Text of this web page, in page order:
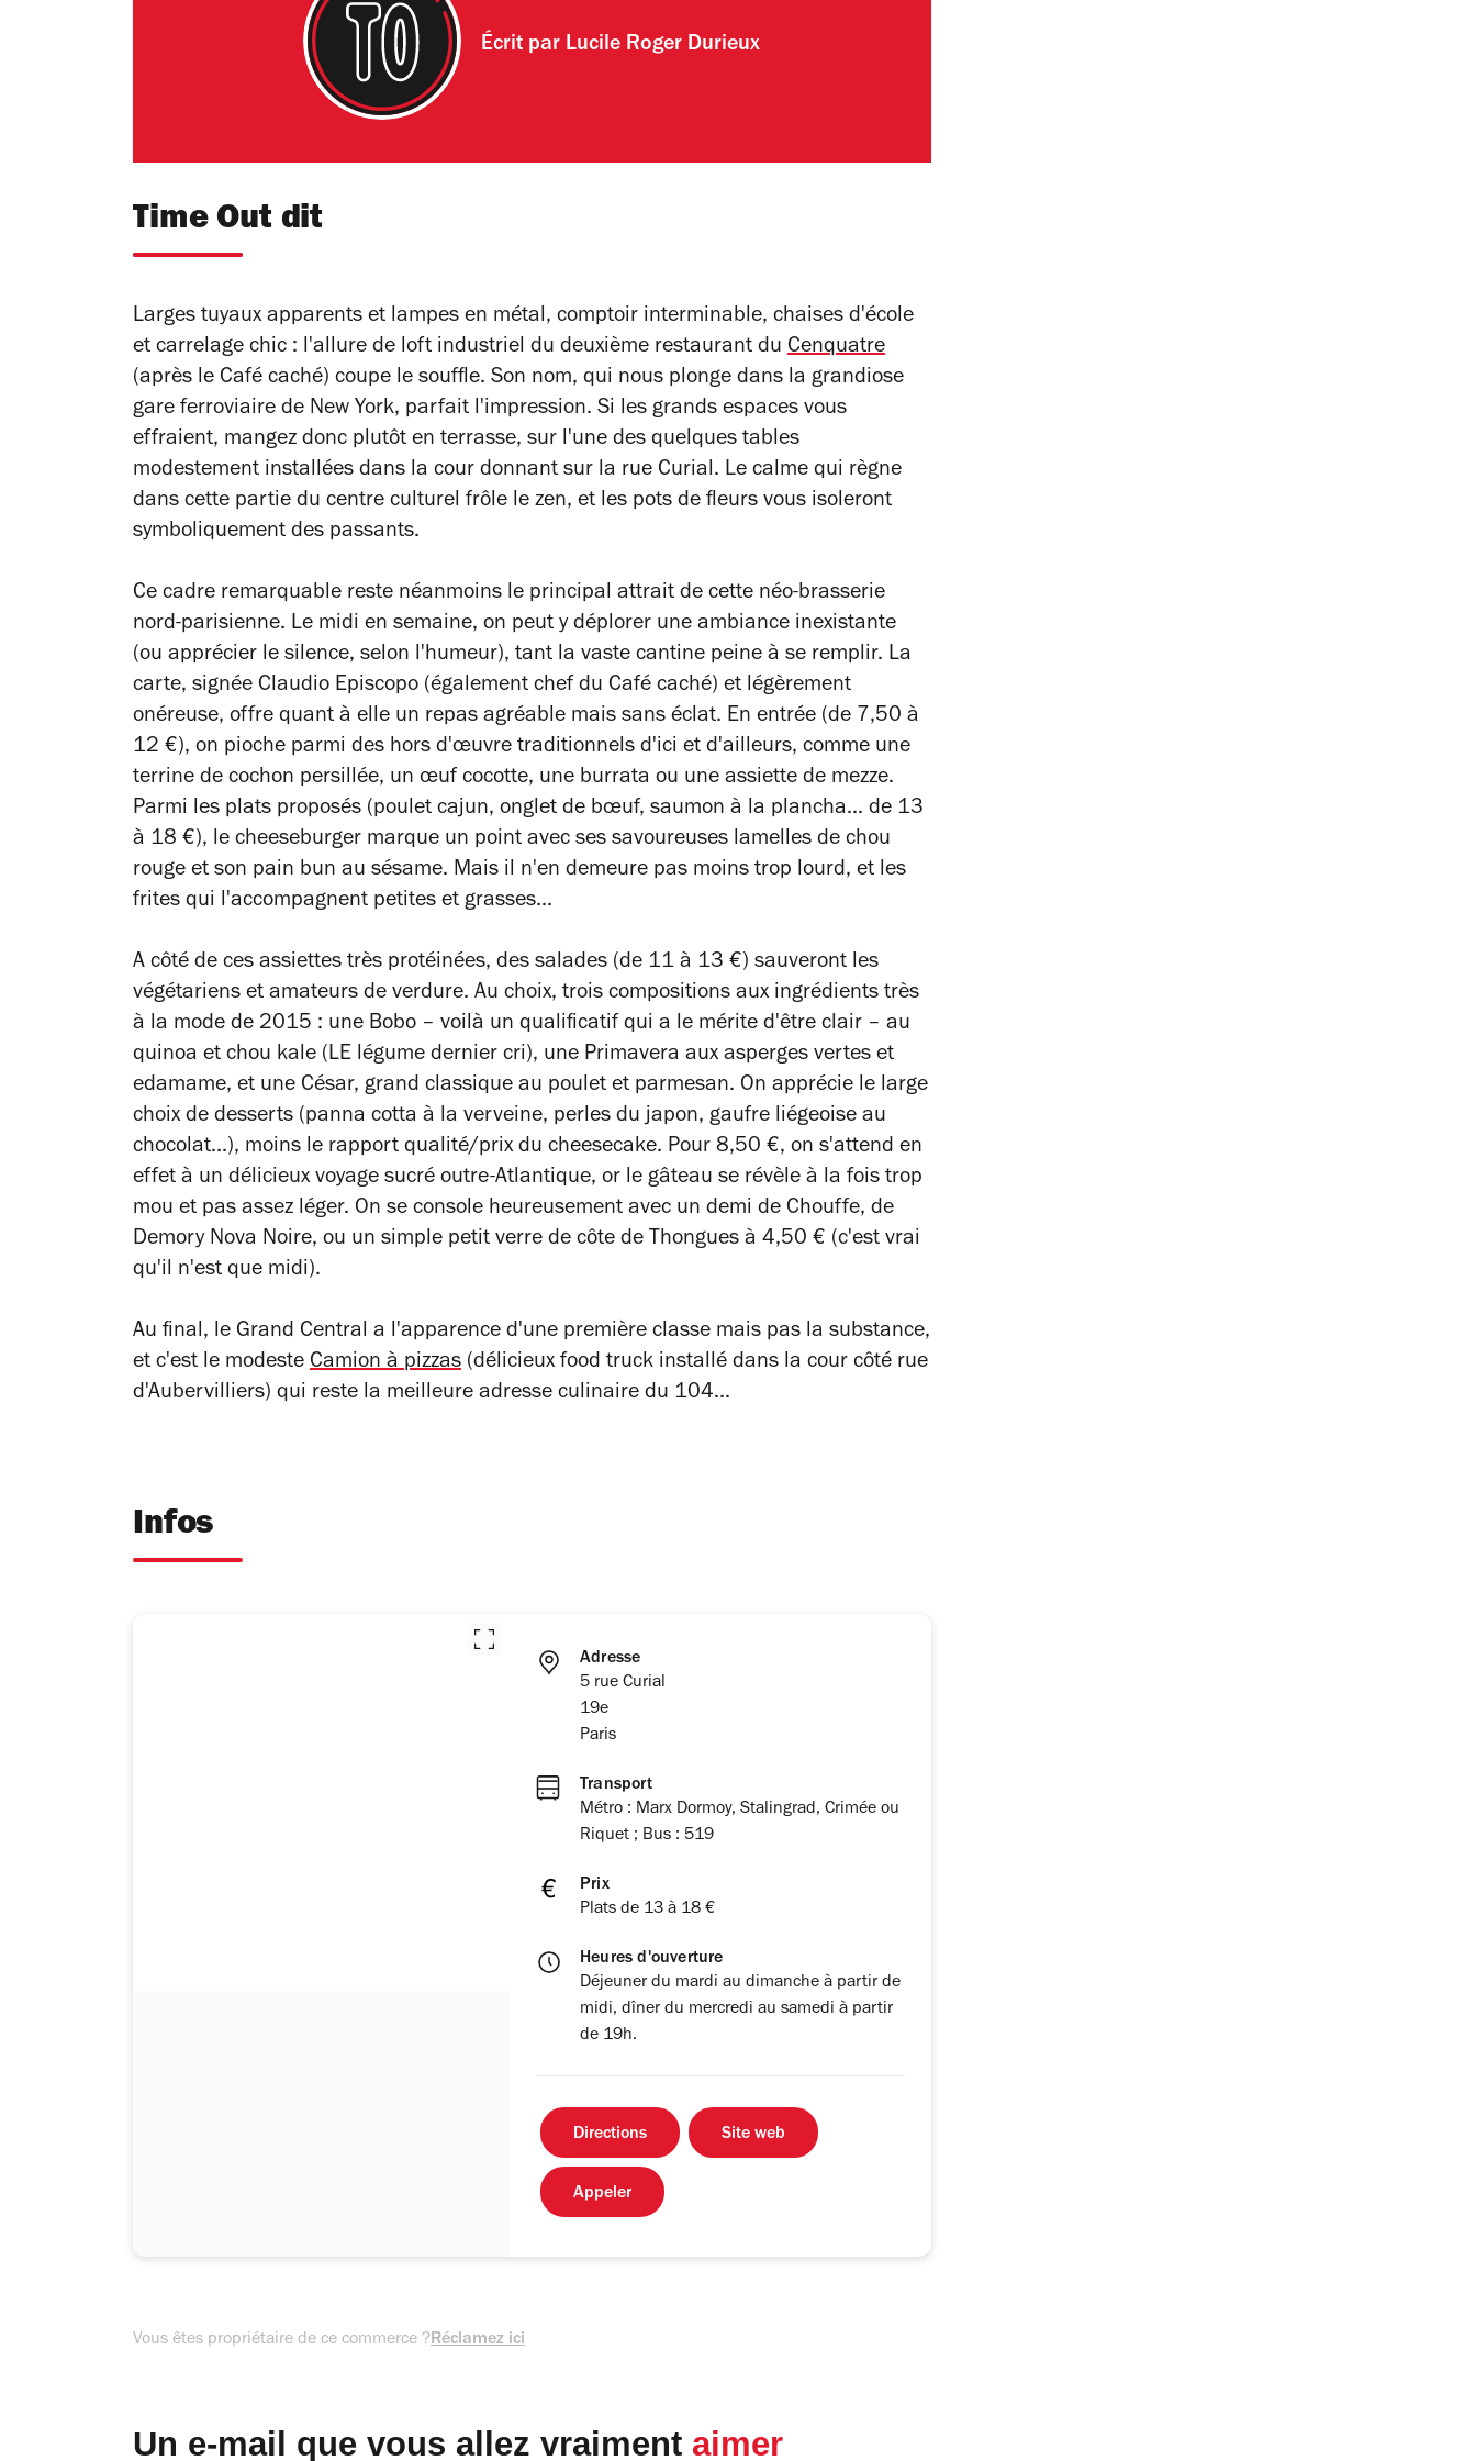
Écrit par Lucile Roger Durieux
Time Out dit
Larges tuyaux apparents et lampes en métal, comptoir interminable, chaises d'école
et carrelage chic : l'allure de loft industriel du deuxième restaurant du Cenquatre
(après le Café caché) coupe le souffle. Son nom, qui nous plonge dans la grandiose
gare ferroviaire de New York, parfait l'impression. Si les grands espaces vous
effraient, mangez donc plutôt en terrasse, sur l'une des quelques tables
modestement installées dans la cour donnant sur la rue Curial. Le calme qui règne
dans cette partie du centre culturel frôle le zen, et les pots de fleurs vous isoleront
symboliquement des passants.
Ce cadre remarquable reste néanmoins le principal attrait de cette néo-brasserie
nord-parisienne. Le midi en semaine, on peut y déplorer une ambiance inexistante
(ou apprécier le silence, selon l'humeur), tant la vaste cantine peine à se remplir. La
carte, signée Claudio Episcopo (également chef du Café caché) et légèrement
onéreuse, offre quant à elle un repas agréable mais sans éclat. En entrée (de 7,50 à
12 €), on pioche parmi des hors d'œuvre traditionnels d'ici et d'ailleurs, comme une
terrine de cochon persillée, un œuf cocotte, une burrata ou une assiette de mezze.
Parmi les plats proposés (poulet cajun, onglet de bœuf, saumon à la plancha... de 13
à 18 €), le cheeseburger marque un point avec ses savoureuses lamelles de chou
rouge et son pain bun au sésame. Mais il n'en demeure pas moins trop lourd, et les
frites qui l'accompagnent petites et grasses...
A côté de ces assiettes très protéinées, des salades (de 11 à 13 €) sauveront les
végétariens et amateurs de verdure. Au choix, trois compositions aux ingrédients très
à la mode de 2015 : une Bobo – voilà un qualificatif qui a le mérite d'être clair – au
quinoa et chou kale (LE légume dernier cri), une Primavera aux asperges vertes et
edamame, et une César, grand classique au poulet et parmesan. On apprécie le large
choix de desserts (panna cotta à la verveine, perles du japon, gaufre liégeoise au
chocolat...), moins le rapport qualité/prix du cheesecake. Pour 8,50 €, on s'attend en
effet à un délicieux voyage sucré outre-Atlantique, or le gâteau se révèle à la fois trop
mou et pas assez léger. On se console heureusement avec un demi de Chouffe, de
Demory Nova Noire, ou un simple petit verre de côte de Thongues à 4,50 € (c'est vrai
qu'il n'est que midi).
Au final, le Grand Central a l'apparence d'une première classe mais pas la substance,
et c'est le modeste Camion à pizzas (délicieux food truck installé dans la cour côté rue
d'Aubervilliers) qui reste la meilleure adresse culinaire du 104...
Infos
Adresse
5 rue Curial
19e
Paris
Transport
Métro : Marx Dormoy, Stalingrad, Crimée ou
Riquet ; Bus : 519
Prix
Plats de 13 à 18 €
Heures d'ouverture
Déjeuner du mardi au dimanche à partir de
midi, dîner du mercredi au samedi à partir
de 19h.
Directions Site web
Appeler
Vous êtes propriétaire de ce commerce ?Réclamez ici
Un e-mail que vous allez vraiment aimer